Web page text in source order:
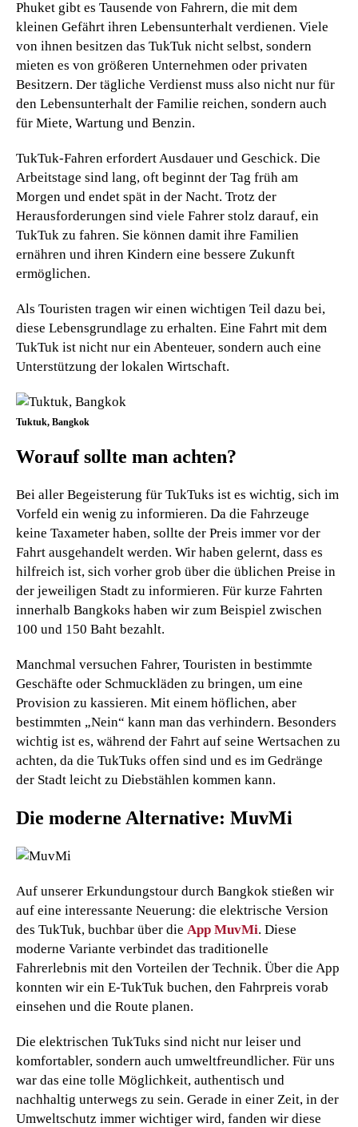
Phuket gibt es Tausende von Fahrern, die mit dem
kleinen Gefährt ihren Lebensunterhalt verdienen. Viele
von ihnen besitzen das TukTuk nicht selbst, sondern
mieten es von größeren Unternehmen oder privaten
Besitzern. Der tägliche Verdienst muss also nicht nur für
den Lebensunterhalt der Familie reichen, sondern auch
für Miete, Wartung und Benzin.
TukTuk-Fahren erfordert Ausdauer und Geschick. Die
Arbeitstage sind lang, oft beginnt der Tag früh am
Morgen und endet spät in der Nacht. Trotz der
Herausforderungen sind viele Fahrer stolz darauf, ein
TukTuk zu fahren. Sie können damit ihre Familien
ernähren und ihren Kindern eine bessere Zukunft
ermöglichen.
Als Touristen tragen wir einen wichtigen Teil dazu bei,
diese Lebensgrundlage zu erhalten. Eine Fahrt mit dem
TukTuk ist nicht nur ein Abenteuer, sondern auch eine
Unterstützung der lokalen Wirtschaft.
Tuktuk, Bangkok
Worauf sollte man achten?
Bei aller Begeisterung für TukTuks ist es wichtig, sich im
Vorfeld ein wenig zu informieren. Da die Fahrzeuge
keine Taxameter haben, sollte der Preis immer vor der
Fahrt ausgehandelt werden. Wir haben gelernt, dass es
hilfreich ist, sich vorher grob über die üblichen Preise in
der jeweiligen Stadt zu informieren. Für kurze Fahrten
innerhalb Bangkoks haben wir zum Beispiel zwischen
100 und 150 Baht bezahlt.
Manchmal versuchen Fahrer, Touristen in bestimmte
Geschäfte oder Schmuckläden zu bringen, um eine
Provision zu kassieren. Mit einem höflichen, aber
bestimmten „Nein“ kann man das verhindern. Besonders
wichtig ist es, während der Fahrt auf seine Wertsachen zu
achten, da die TukTuks offen sind und es im Gedränge
der Stadt leicht zu Diebstählen kommen kann.
Die moderne Alternative: MuvMi
Auf unserer Erkundungstour durch Bangkok stießen wir
auf eine interessante Neuerung: die elektrische Version
des TukTuk, buchbar über die App MuvMi. Diese
moderne Variante verbindet das traditionelle
Fahrerlebnis mit den Vorteilen der Technik. Über die App
konnten wir ein E-TukTuk buchen, den Fahrpreis vorab
einsehen und die Route planen.
Die elektrischen TukTuks sind nicht nur leiser und
komfortabler, sondern auch umweltfreundlicher. Für uns
war das eine tolle Möglichkeit, authentisch und
nachhaltig unterwegs zu sein. Gerade in einer Zeit, in der
Umweltschutz immer wichtiger wird, fanden wir diese